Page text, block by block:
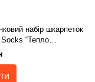
набір шкарпеток
“Тепло
сердець”, 3 пари в
унісекс,розм. 36-39, 40-